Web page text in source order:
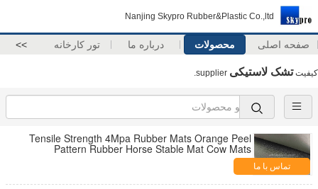
Nanjing Skypro Rubber&Plastic Co.,ltd
صفحه اصلی محصولات درباره ما تور کارخانه >>
کیفیتتشک لاستیکی
Tensile Strength 4Mpa Rubber Mats Orange Peel
Pattern Rubber Horse Stable Mat Cow Mats
تماس با ما